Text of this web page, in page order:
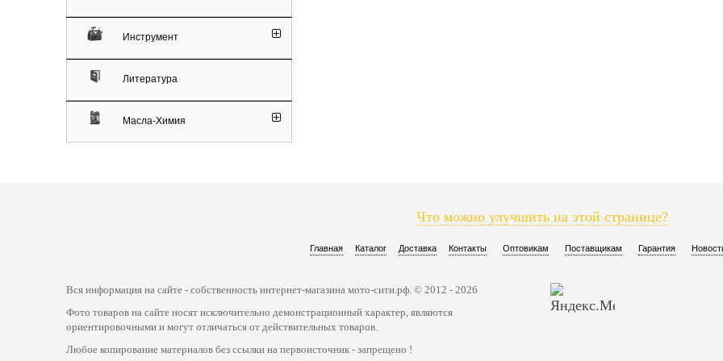
Инструмент
Литература
Масла-Химия
Что можно улучшить на этой странице?
Главная Каталог Доставка Контакты Оптовикам Поставщикам Гарантия
Вся информация на сайте - собственность интернет-магазина мото-сити.рф. © 2012 - 2026
Фото товаров на сайте носят исключительно демонстрационный характер, являются
ориентировочными и могут отличаться от действительных товаров.
Любое копирование материалов без ссылки на первоисточник - запрещено !